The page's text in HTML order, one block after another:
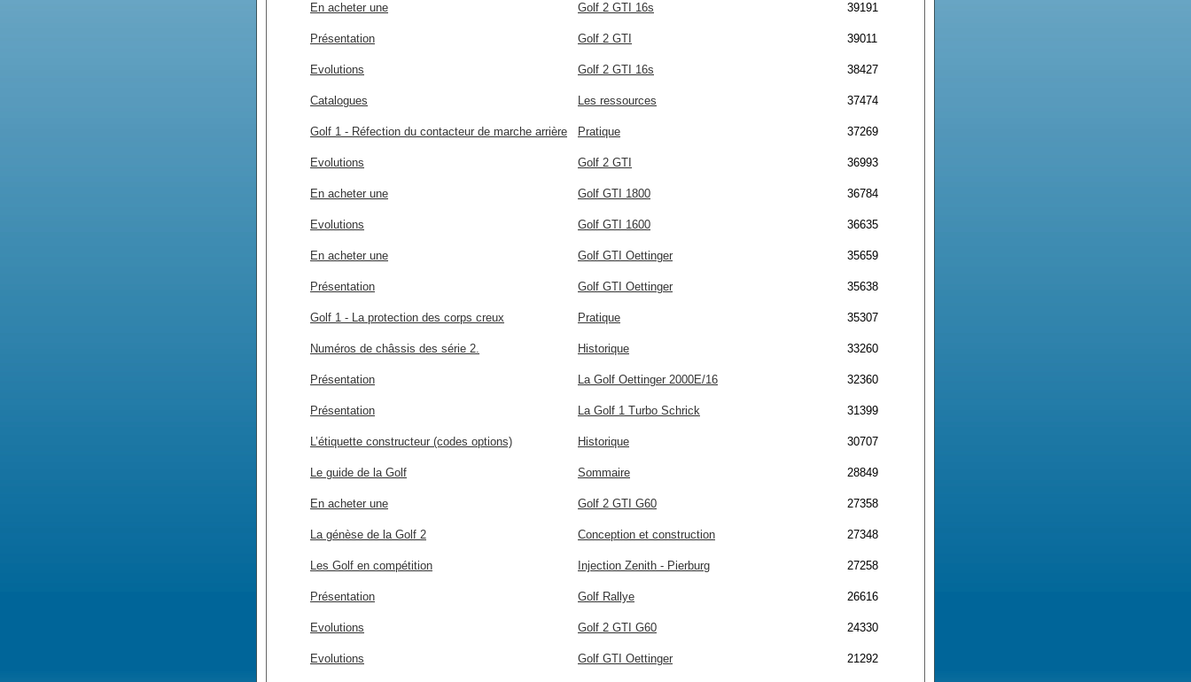
En acheter une Golf 2 GTI 16s 39191
Présentation Golf 2 GTI 39011
Evolutions Golf 2 GTI 16s 38427
Catalogues Les ressources 37474
Golf 1 - Réfection du contacteur de marche arrière Pratique 37269
Evolutions Golf 2 GTI 36993
En acheter une Golf GTI 1800 36784
Evolutions Golf GTI 1600 36635
En acheter une Golf GTI Oettinger 35659
Présentation Golf GTI Oettinger 35638
Golf 1 - La protection des corps creux Pratique 35307
Numéros de châssis des série 2. Historique 33260
Présentation La Golf Oettinger 2000E/16 32360
Présentation La Golf 1 Turbo Schrick 31399
L’étiquette constructeur (codes options) Historique 30707
Le guide de la Golf Sommaire 28849
En acheter une Golf 2 GTI G60 27358
La génèse de la Golf 2 Conception et construction 27348
Les Golf en compétition Injection Zenith - Pierburg 27258
Présentation Golf Rallye 26616
Evolutions Golf 2 GTI G60 24330
Evolutions Golf GTI Oettinger 21292